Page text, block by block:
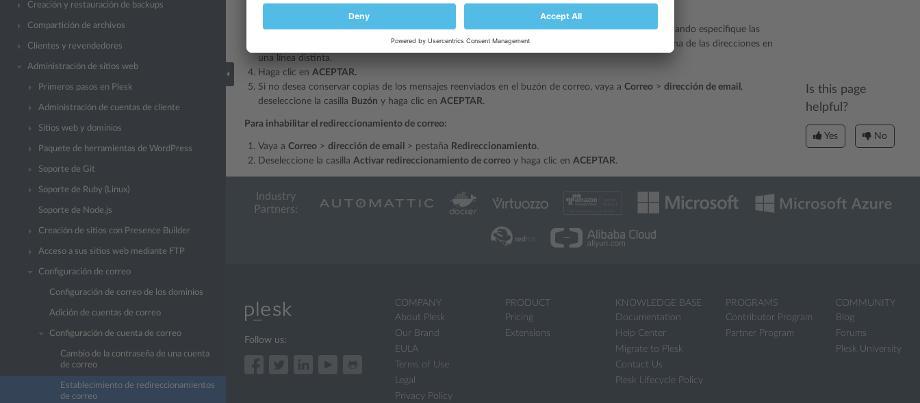
Creación y restauración de backups
Compartición de archivos
Clientes y revendedores
Administración de sitios web
Primeros pasos en Plesk
Administración de cuentas de cliente
Sitios web y dominios
Paquete de herramientas de WordPress
Soporte de Git
Soporte de Ruby (Linux)
Soporte de Node.js
Creación de sitios con Presence Builder
Acceso a sus sitios web mediante FTP
Configuración de correo
Configuración de correo de los dominios
Adición de cuentas de correo
Configuración de cuenta de correo
Cambio de la contraseña de una cuenta
de correo
Establecimiento de redireccionamientos
de correo
Activar reenvío de correo
Especifique una o más direcciones de email a las que debe redireccionarse el correo electrónico. Cuando especifique las
direcciones de email, sepárelas con espacios en blanco, comas, punto y comas o introduzca cada una de las direcciones en
una línea distinta.
Haga clic en ACEPTAR.
Si no desea conservar copias de los mensajes reenviados en el buzón de correo, vaya a Correo > dirección de email ,
deseleccione la casilla Buzón y haga clic en ACEPTAR.
Para inhabilitar el redireccionamiento de correo:
Vaya a Correo > dirección de email > pestaña Redireccionamiento.
Deseleccione la casilla Activar redireccionamiento de correo y haga clic en ACEPTAR.
Is this page
helpful?
Yes No
Industry
Partners:
Follow us:
COMPANY
About Plesk
Our Brand
EULA
Terms of Use
Legal
Privacy Policy
PRODUCT
Pricing
Extensions
KNOWLEDGE BASE
Documentation
Help Center
Migrate to Plesk
Contact Us
Plesk Lifecycle Policy
PROGRAMS
Contributor Program
Partner Program
COMMUNITY
Blog
Forums
Plesk University